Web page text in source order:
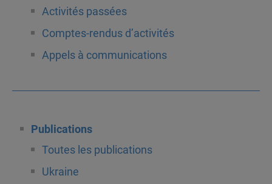
Activités passées
Comptes-rendus d’activités
Appels à communications
Publications
Toutes les publications
Ukraine